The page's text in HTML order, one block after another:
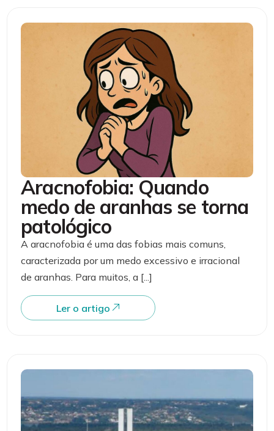
Aracnofobia: Quando
medo de aranhas se torna
patológico
A aracnofobia é uma das fobias mais comuns,
caracterizada por um medo excessivo e irracional
de aranhas. Para muitos, a [...]
Ler o artigo